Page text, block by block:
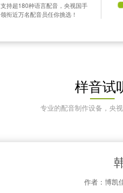
支持超180种语言配音，央视国手
领衔近万名配音员任你挑选！
样音试
专业的配音制作设备，央
作者：博凯